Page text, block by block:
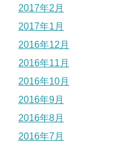
2017年2月
2017年1月
2016年12月
2016年11月
2016年10月
2016年9月
2016年8月
2016年7月